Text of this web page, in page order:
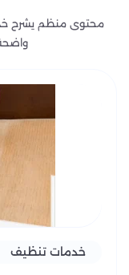
محتوى منظم يشرح
خدمات تنظيف